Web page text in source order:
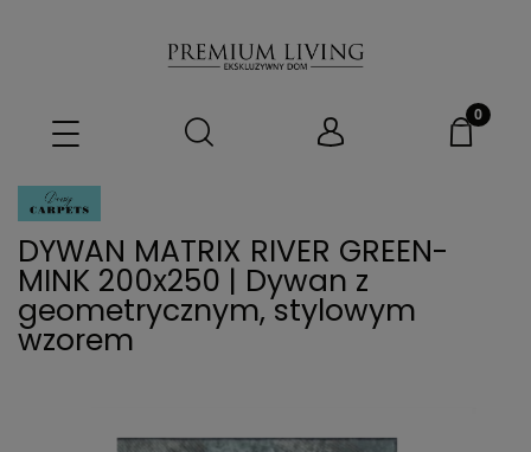
DYWAN MATRIX RIVER GREEN-
MINK 200x250 | Dywan z
geometrycznym, stylowym
wzorem